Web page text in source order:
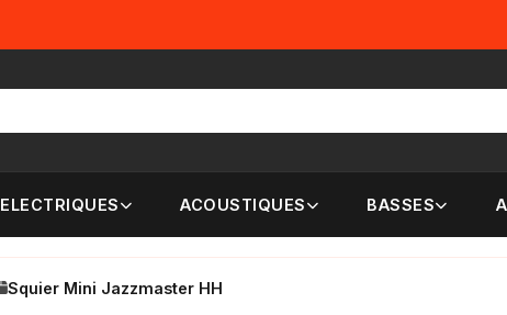
ELECTRIQUES ACOUSTIQUES BASSES
Squier Mini Jazzmaster HH